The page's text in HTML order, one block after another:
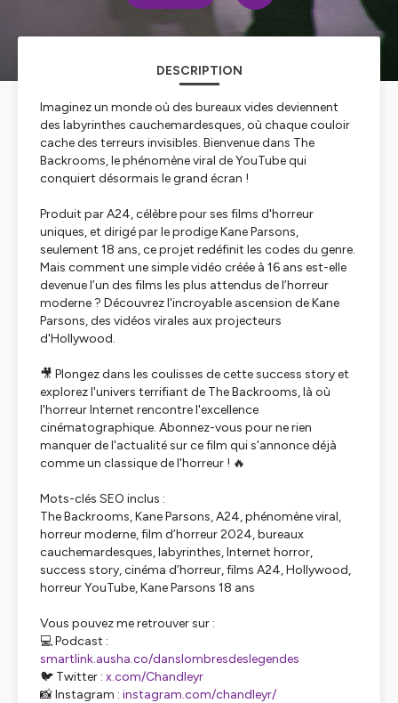
DESCRIPTION
Imaginez un monde où des bureaux vides deviennent
des labyrinthes cauchemardesques, où chaque couloir
cache des terreurs invisibles. Bienvenue dans The
Backrooms, le phénomène viral de YouTube qui
conquiert désormais le grand écran !
Produit par A24, célèbre pour ses films d'horreur
uniques, et dirigé par le prodige Kane Parsons,
seulement 18 ans, ce projet redéfinit les codes du genre.
Mais comment une simple vidéo créée à 16 ans est-elle
devenue l’un des films les plus attendus de l’horreur
moderne ? Découvrez l'incroyable ascension de Kane
Parsons, des vidéos virales aux projecteurs
d'Hollywood.
🎥 Plongez dans les coulisses de cette success story et
explorez l'univers terrifiant de The Backrooms, là où
l'horreur Internet rencontre l'excellence
cinématographique. Abonnez-vous pour ne rien
manquer de l'actualité sur ce film qui s'annonce déjà
comme un classique de l'horreur ! 🔥
Mots-clés SEO inclus :
The Backrooms, Kane Parsons, A24, phénomène viral,
horreur moderne, film d’horreur 2024, bureaux
cauchemardesques, labyrinthes, Internet horror,
success story, cinéma d’horreur, films A24, Hollywood,
horreur YouTube, Kane Parsons 18 ans
Vous pouvez me retrouver sur :
💻 Podcast :
smartlink.ausha.co/danslombresdeslegendes
🐦 Twitter : x.com/Chandleyr
📸 Instagram : instagram.com/chandleyr/